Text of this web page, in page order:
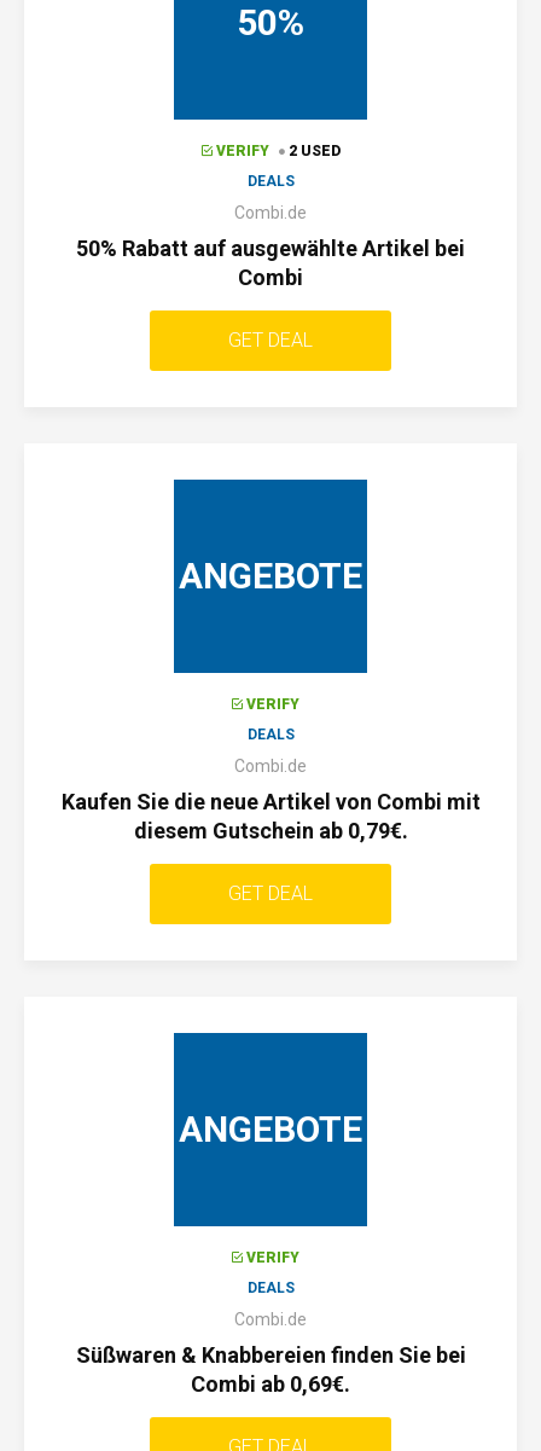
50%
VERIFY
2 USED
DEALS
Combi.de
50% Rabatt auf ausgewählte Artikel bei
Combi
GET DEAL
ANGEBOTE
VERIFY
DEALS
Combi.de
Kaufen Sie die neue Artikel von Combi mit
diesem Gutschein ab 0,79€.
GET DEAL
ANGEBOTE
VERIFY
DEALS
Combi.de
Süßwaren & Knabbereien finden Sie bei
Combi ab 0,69€.